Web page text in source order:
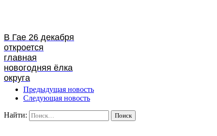
В Гае 26 декабря
откроется
главная
новогодняя ёлка
округа
Предыдущая новость
Следующая новость
Найти: